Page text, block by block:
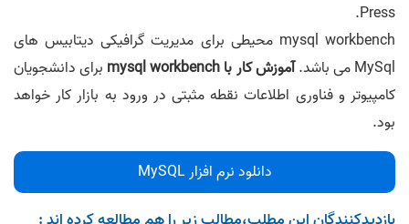
Press.
mysql workbench محیطی برای مدیریت گرافیکی دیتابیس های
MySql می باشد.
آموزش کار با mysql workbench
برای دانشجویان
کامپیوتر و فناوری اطلاعات نقطه مثبتی در ورود به بازار کار خواهد
بود.
دانلود نرم افزار MySQL